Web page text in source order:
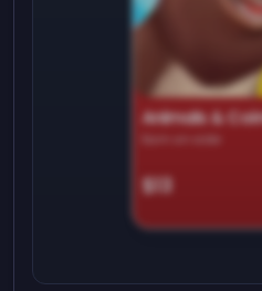
Animals &
Earn on side
$13